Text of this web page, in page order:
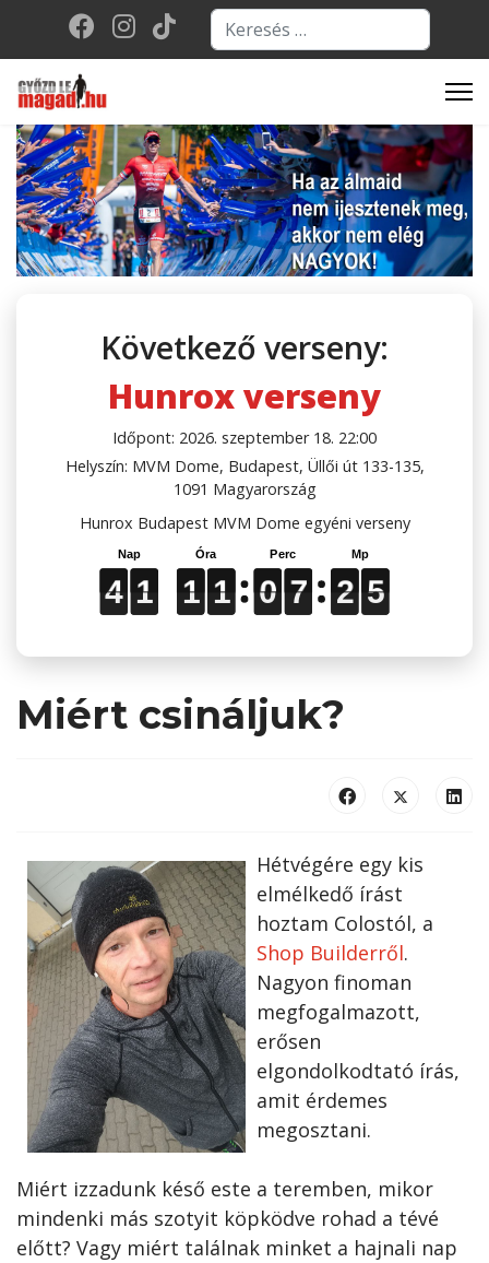
Keresés...
Type 2 or more
Következő verseny:
Hunrox verseny
Időpont: 2026. szeptember 18. 22:00
Helyszín: MVM Dome, Budapest, Üllői út 133-135,
1091 Magyarország
Hunrox Budapest MVM Dome egyéni verseny
4
4
4
4 1
1
1
1 1
1
1
1 1
1
1
1 0
0
0
0 7
7
7
7 2
2
2
2 4
5
4
5
Miért csináljuk?
Hétvégére egy kis
elmélkedő írást
hoztam Colostól, a
Shop Builderről.
Nagyon finoman
megfogalmazott,
erősen
elgondolkodtató írás,
amit érdemes
megosztani.
Miért izzadunk késő este a teremben, mikor
mindenki más szotyit köpködve rohad a tévé
előtt? Vagy miért találnak minket a hajnali nap